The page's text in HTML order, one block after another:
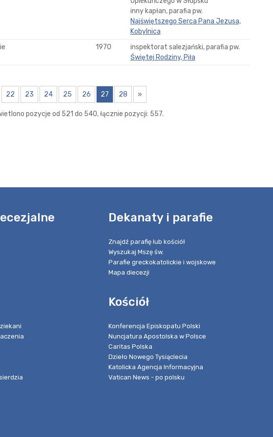
inny kapłan, parafia pw.
Najświętszego Serca Pana Jezusa,
Kobylnica
1970
inspektorat salezjański, parafia pw.
Świętej Rodziny, Piła
22 23 24 25 26 27 28 »
pozycje od 521 do 540, łącznie pozycji: 557.
Dekanaty i parafie
Znajdź parafię lub kościół
Wyszukaj Mszę św.
Parafie greckokatolickie i wojskowe
Mapa diecezji
Kościół
Konferencja Episkopatu Polski
Nuncjatura Apostolska w Polsce
Caritas Polska
Dzieło Nowego Tysiąclecia
Katolicka Agencja Informacyjna
Vatican News - po polsku